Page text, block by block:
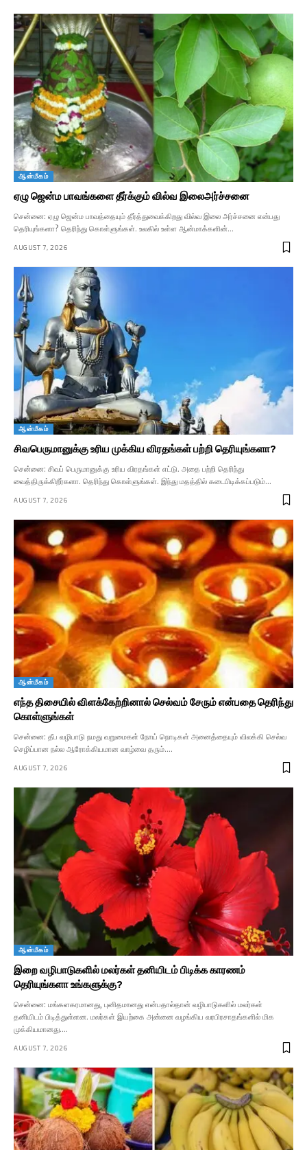
ஆன்மீகம்
ஏழு ஜென்ம பாவங்களை தீர்க்கும் வில்வ இலைஅர்ச்சனை
சென்னை: ஏழு ஜென்ம பாவத்தையும் தீர்த்துவைக்கிறது வில்வ இலை அர்ச்சனை என்பது
தெரியுங்களா? தெரிந்து கொள்ளுங்கள். உலகில் உள்ள ஆன்மாக்களின்…
AUGUST 7, 2026
ஆன்மீகம்
சிவபெருமானுக்கு உரிய முக்கிய விரதங்கள் பற்றி தெரியுங்களா?
சென்னை: சிவப் பெருமானுக்கு உரிய விரதங்கள் எட்டு. அதை பற்றி தெரிந்து
வைத்திருக்கிறீர்களா. தெரிந்து கொள்ளுங்கள். இந்து மதத்தில் கடைபிடிக்கப்படும்…
AUGUST 7, 2026
ஆன்மீகம்
எந்த திசையில் விளக்கேற்றினால் செல்வம் சேரும் என்பதை தெரிந்து
கொள்ளுங்கள்
சென்னை: தீப வழிபாடு நமது வறுமைகள் நோய் நொடிகள் அனைத்தையும் விலக்கி செல்வ
செழிப்பான நல்ல ஆரோக்கியமான வாழ்வை தரும்.…
AUGUST 7, 2026
ஆன்மீகம்
இறை வழிபாடுகளில் மலர்கள் தனியிடம் பிடிக்க காரணம்
தெரியுங்களா உங்களுக்கு?
சென்னை: மங்களகரமானது, புனிதமானது என்பதால்தான் வழிபாடுகளில் மலர்கள்
தனியிடம் பிடித்துள்ளன. மலர்கள் இயற்கை அன்னை வழங்கிய வரபிரசாதங்களில் மிக
முக்கியமானது.…
AUGUST 7, 2026